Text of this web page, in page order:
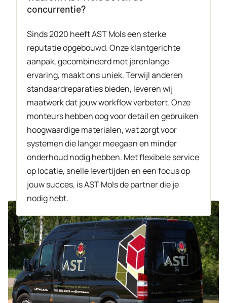
concurrentie?
Sinds 2020 heeft AST Mols een sterke
reputatie opgebouwd. Onze klantgerichte
aanpak, gecombineerd met jarenlange
ervaring, maakt ons uniek. Terwijl anderen
standaardreparaties bieden, leveren wij
maatwerk dat jouw workflow verbetert. Onze
monteurs hebben oog voor detail en gebruiken
hoogwaardige materialen, wat zorgt voor
systemen die langer meegaan en minder
onderhoud nodig hebben. Met flexibele service
op locatie, snelle levertijden en een focus op
jouw succes, is AST Mols de partner die je
nodig hebt.